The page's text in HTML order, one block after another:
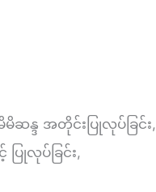
ဆန္ဒ အတိုင်းပြုလုပ်ခြင်း,
ြုလုပ်ခြင်း,